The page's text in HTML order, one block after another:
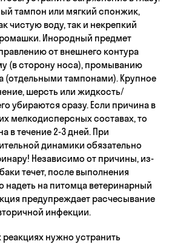
тампон или мягкий спонжик,
чистую воду, так и некрепкий
Инородный предмет
от внешнего контура
(в сторону носа), промыванию
(отдельными тампонами). Крупное
шерсть или жидкость/
убираются сразу. Если причина в
мелкодисперсных составах, то
в течение 2-3 дней. При
динамики обязательно
Независимо от причины, из-
течет, после выполнения
на питомца ветеринарный
предупреждает расчесывание
инфекции.
реакциях нужно устранить